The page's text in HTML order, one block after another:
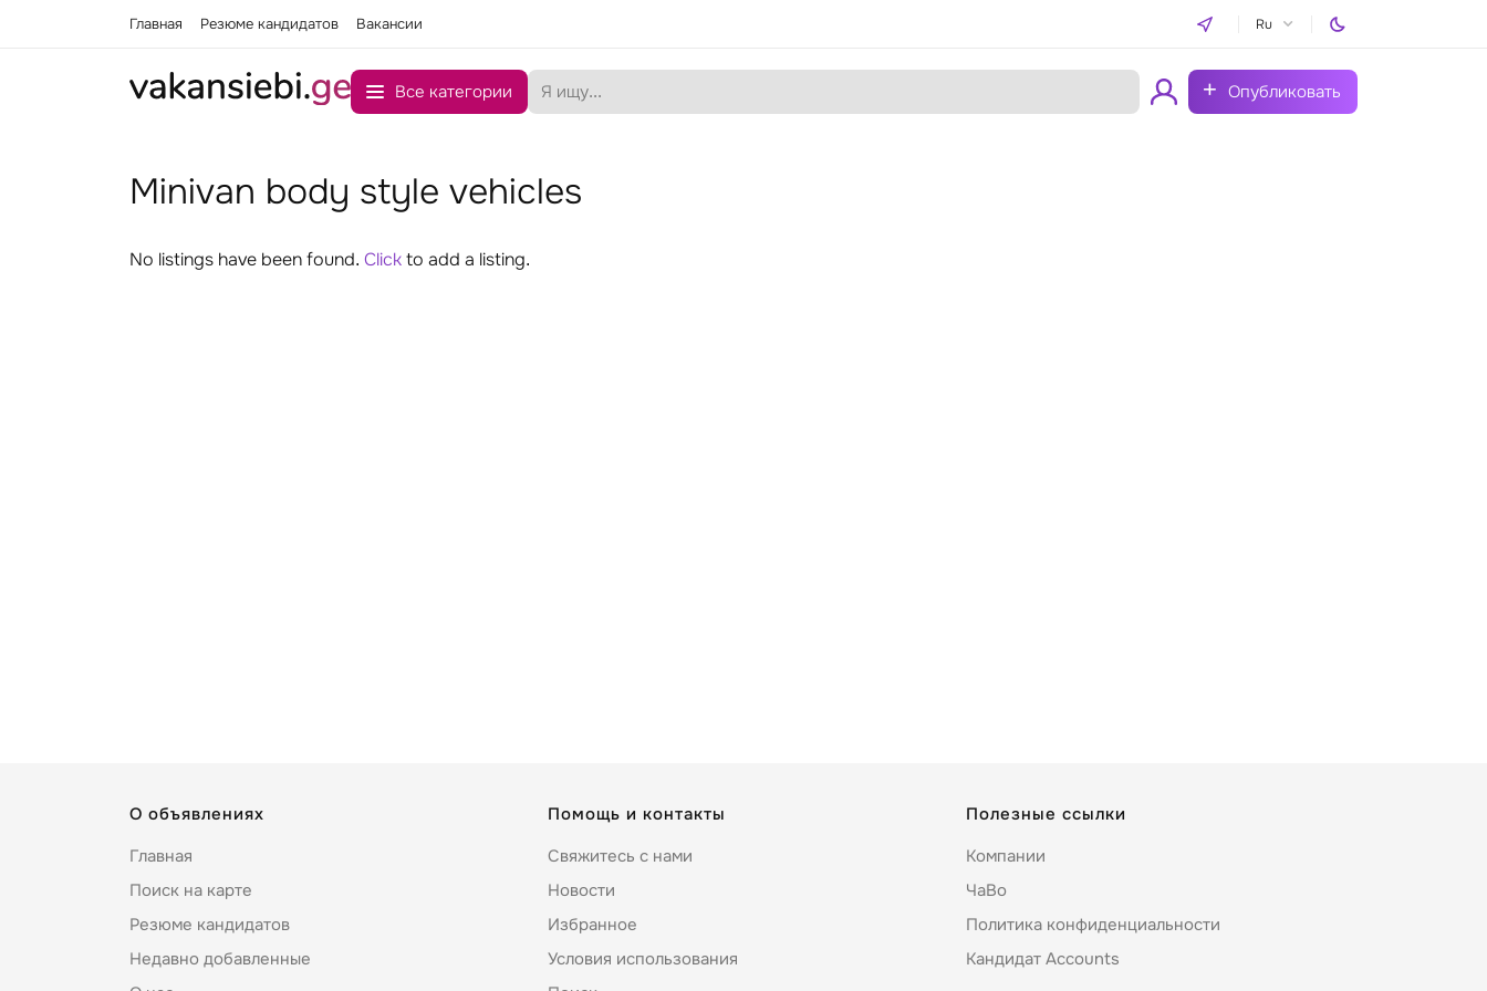
Главная Резюме кандидатов Вакансии Ru
Все категории Опубликовать
Minivan body style vehicles
No listings have been found. Clickto add a listing.
О объявлениях
Главная
Поиск на карте
Резюме кандидатов
Недавно добавленные
Помощь и контакты
Свяжитесь с нами
Новости
Избранное
Условия использования
Полезные ссылки
Компании
ЧаВо
Политика конфиденциальности
Кандидат Accounts